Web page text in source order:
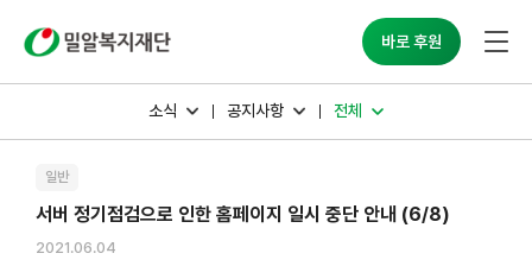
바로 후원
소식 공지사항 전체
일반
서버 정기점검으로 인한 홈페이지 일시 중단 안내 (6/8)
2021.06.04